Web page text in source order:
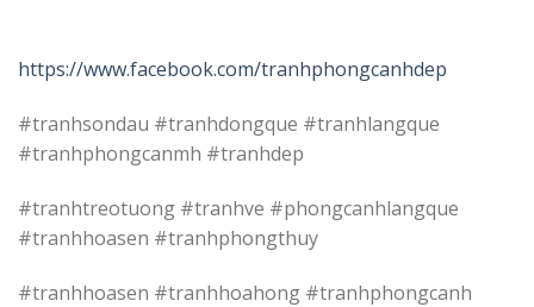
https://www.facebook.com/tranhphongcanhdep
#tranhsondau #tranhdongque #tranhlangque
#tranhphongcanmh #tranhdep
#tranhtreotuong #tranhve #phongcanhlangque
#tranhhoasen #tranhphongthuy
#tranhhoasen #tranhhoahong #tranhphongcanh